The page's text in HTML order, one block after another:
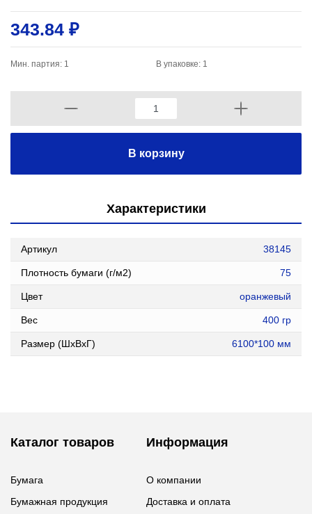
343.84 ₽
Мин. партия: 1 В упаковке: 1
В корзину
Характеристики
Артикул 38145
Плотность бумаги (г/м2) 75
Цвет оранжевый
Вес 400 гр
Размер (ШxВxГ) 6100*100 мм
Каталог товаров
Бумага
Бумажная продукция
Информация
О компании
Доставка и оплата